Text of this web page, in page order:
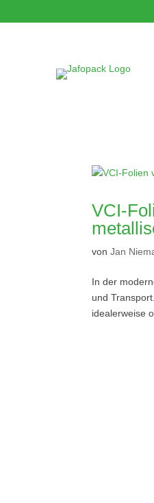
VCI-
vonJan
In der
und
idealerweise